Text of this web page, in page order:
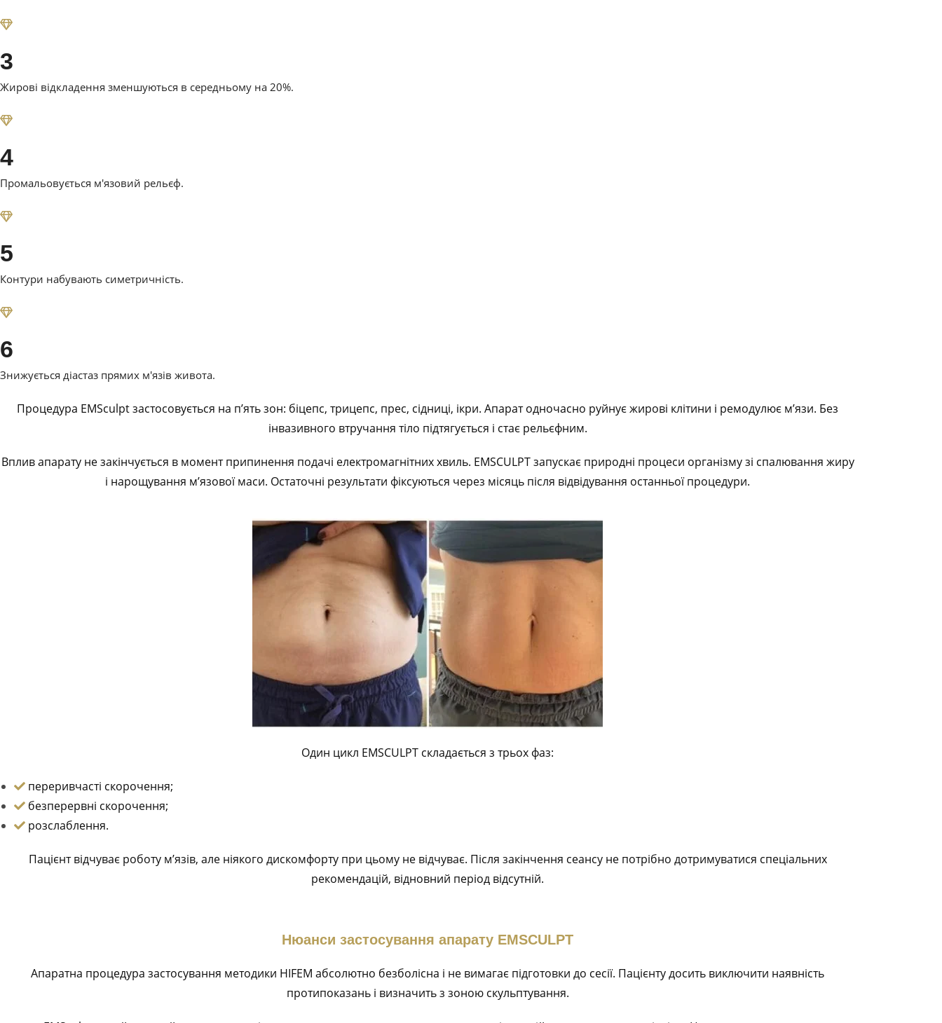
3
Жирові відкладення зменшуються в середньому на 20%.
4
Промальовується м'язовий рельєф.
5
Контури набувають симетричність.
6
Знижується діастаз прямих м'язів живота.
Процедура EMSculpt застосовується на п’ять зон: біцепс, трицепс, прес, сідниці, ікри. Апарат одночасно руйнує жирові клітини і ремодулює м’язи. Без
інвазивного втручання тіло підтягується і стає рельєфним.
Вплив апарату не закінчується в момент припинення подачі електромагнітних хвиль. EMSCULPT запускає природні процеси організму зі спалювання жиру
і нарощування м’язової маси. Остаточні результати фіксуються через місяць після відвідування останньої процедури.
Один цикл EMSCULPT складається з трьох фаз:
переривчасті скорочення;
безперервні скорочення;
розслаблення.
Пацієнт відчуває роботу м’язів, але ніякого дискомфорту при цьому не відчуває. Після закінчення сеансу не потрібно дотримуватися спеціальних
рекомендацій, відновний період відсутній.
Нюанси застосування апарату EMSCULPT
Апаратна процедура застосування методики HIFEM абсолютно безболісна і не вимагає підготовки до сесії. Пацієнту досить виключити наявність
протипоказань і визначить з зоною скульптування.